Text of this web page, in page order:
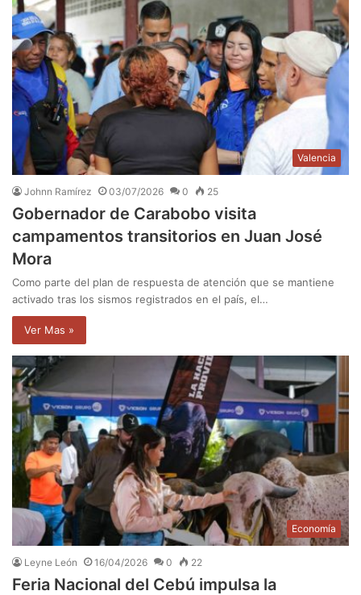
Valencia
Johnn Ramírez 03/07/2026 0 25
Gobernador de Carabobo visita
campamentos transitorios en Juan José
Mora
Como parte del plan de respuesta de atención que se mantiene
activado tras los sismos registrados en el país, el…
Ver Mas »
Economía
Leyne León 16/04/2026 0 22
Feria Nacional del Cebú impulsa la